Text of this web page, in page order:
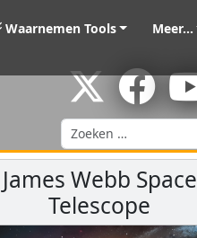
Waarnemen Tools Meer...
Zoeken
James Webb Space
Telescope